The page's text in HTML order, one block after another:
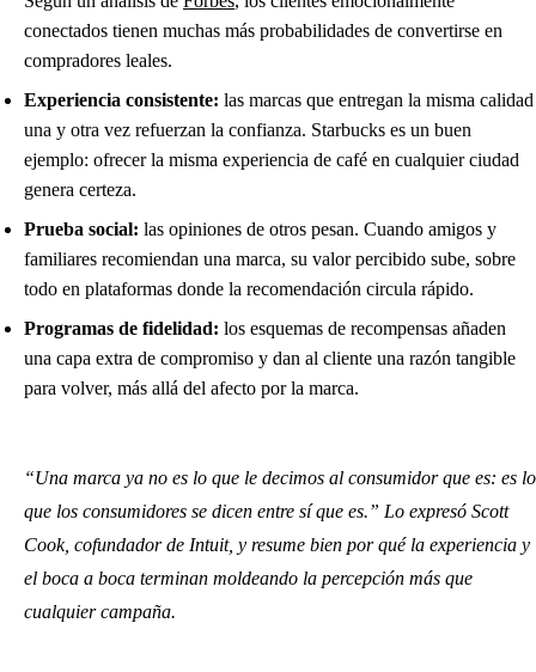
conectados tienen muchas más probabilidades de convertirse en
compradores leales.
Experiencia consistente: las marcas que entregan la misma calidad
una y otra vez refuerzan la confianza. Starbucks es un buen
ejemplo: ofrecer la misma experiencia de café en cualquier ciudad
genera certeza.
Prueba social: las opiniones de otros pesan. Cuando amigos y
familiares recomiendan una marca, su valor percibido sube, sobre
todo en plataformas donde la recomendación circula rápido.
Programas de fidelidad: los esquemas de recompensas añaden
una capa extra de compromiso y dan al cliente una razón tangible
para volver, más allá del afecto por la marca.
“Una marca ya no es lo que le decimos al consumidor que es: es lo
que los consumidores se dicen entre sí que es.” Lo expresó Scott
Cook, cofundador de Intuit, y resume bien por qué la experiencia y
el boca a boca terminan moldeando la percepción más que
cualquier campaña.